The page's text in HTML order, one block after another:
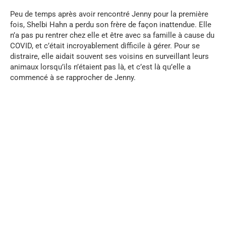
Peu de temps après avoir rencontré Jenny pour la première
fois, Shelbi Hahn a perdu son frère de façon inattendue. Elle
n’a pas pu rentrer chez elle et être avec sa famille à cause du
COVID, et c’était incroyablement difficile à gérer. Pour se
distraire, elle aidait souvent ses voisins en surveillant leurs
animaux lorsqu’ils n’étaient pas là, et c’est là qu’elle a
commencé à se rapprocher de Jenny.